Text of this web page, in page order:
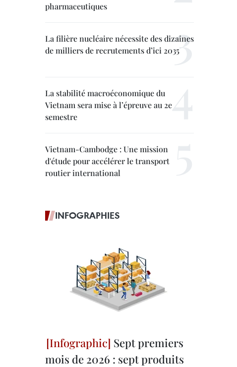
pharmaceutiques
La filière nucléaire nécessite des dizaines
de milliers de recrutements d’ici 2035
La stabilité macroéconomique du
Vietnam sera mise à l’épreuve au 2e
semestre
Vietnam-Cambodge : Une mission
d'étude pour accélérer le transport
routier international
INFOGRAPHIES
Sept premiers
mois de 2026 : sept produits